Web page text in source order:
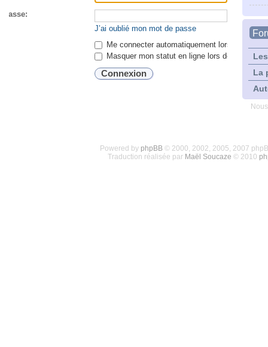
La
passe:
J’ai oublié mon mot de passe
Me connecter automatiquement lors de
Masquer mon statut en ligne lors de cette
Powered by phpBB© 2000, 2002, 2005, 2007
Traduction réalisée par Maël Soucaze © 2010